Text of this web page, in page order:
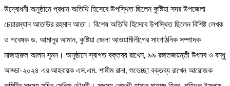
উদ্বোধনী অনুষ্ঠানে প্রধান অতিথি হিসেবে উপস্থিত ছিলেন কুষ্টিয়া সদর উপজেলা
চেয়ারম্যান আতাউর রহমান আতা। বিশেষ অতিথি হিসেবে উপস্থিত ছিলেন বিশিষ্ট লেখক
ও গবেষক ড. আমানুর আমান, কুষ্টিয়া জেলা আওয়ামীলীগের সাংগাঠনিক সম্পাদক
মাজহারুল আলম সুমন। অনুষ্ঠানে স্বাগত বক্তব্য রাখেন, ৯৯ রজতজয়ন্তী উৎসব ও বন্ধু
আড্ডা-২০২৪ এর আহবায়ক এস.এম. শামীম রানা, শুভেচ্ছা বক্তব্য রাখেন আয়োজক